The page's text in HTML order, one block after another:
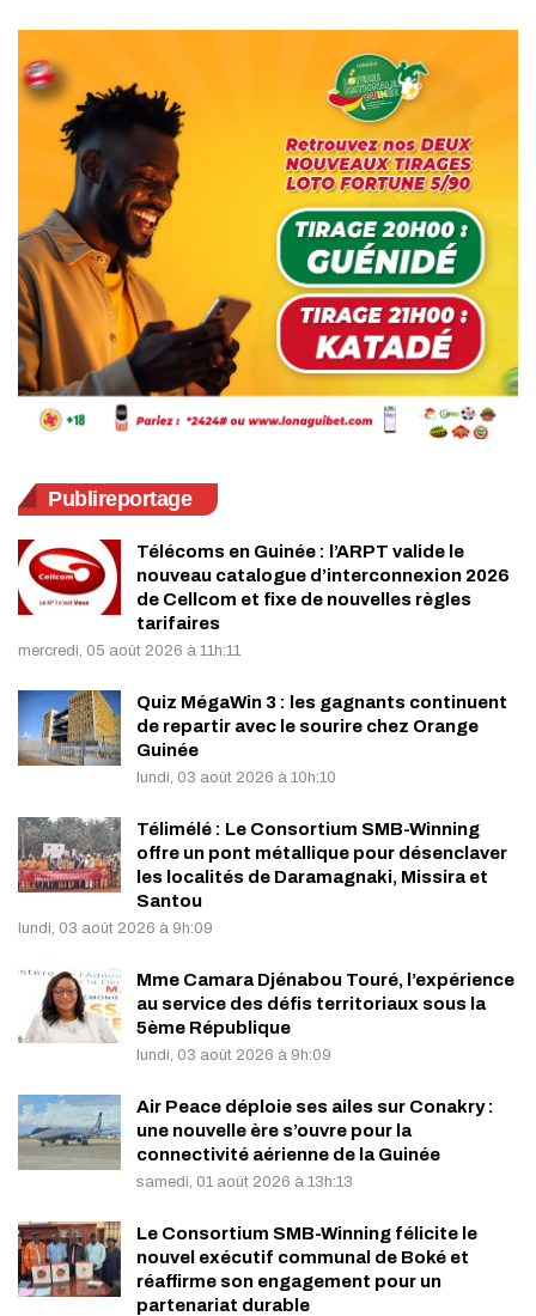
Publireportage
Télécoms en Guinée : l’ARPT valide le
nouveau catalogue d’interconnexion 2026
de Cellcom et fixe de nouvelles règles
tarifaires
mercredi, 05 août 2026 à 11h:11
Quiz MégaWin 3 : les gagnants continuent
de repartir avec le sourire chez Orange
Guinée
lundi, 03 août 2026 à 10h:10
Télimélé : Le Consortium SMB-Winning
offre un pont métallique pour désenclaver
les localités de Daramagnaki, Missira et
Santou
lundi, 03 août 2026 à 9h:09
Mme Camara Djénabou Touré, l’expérience
au service des défis territoriaux sous la
5ème République
lundi, 03 août 2026 à 9h:09
Air Peace déploie ses ailes sur Conakry :
une nouvelle ère s’ouvre pour la
connectivité aérienne de la Guinée
samedi, 01 août 2026 à 13h:13
Le Consortium SMB-Winning félicite le
nouvel exécutif communal de Boké et
réaffirme son engagement pour un
partenariat durable